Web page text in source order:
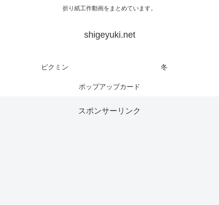
折り紙工作動画をまとめています。
shigeyuki.net
ピクミン 冬
ポップアップカード
スポンサーリンク